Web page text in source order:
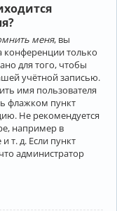
меня, вы
конференции только
для того, чтобы
учётной записью.
имя пользователя
флажком пункт
Не рекомендуется
например в
т. д. Если пункт
администратор